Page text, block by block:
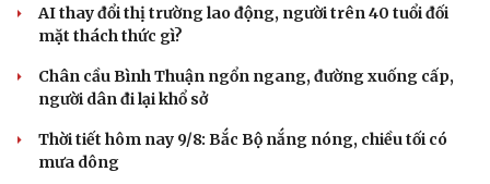
Dinh dưỡng - món ngon
Cây thuốc
Nhà đẹp
AI thay đổi thị trường lao động, người trên 40 tuổi đối
mặt thách thức gì?
Chân cầu Bình Thuận ngổn ngang, đường xuống cấp,
người dân đi lại khổ sở
Thời tiết hôm nay 9/8: Bắc Bộ nắng nóng, chiều tối có
mưa dông